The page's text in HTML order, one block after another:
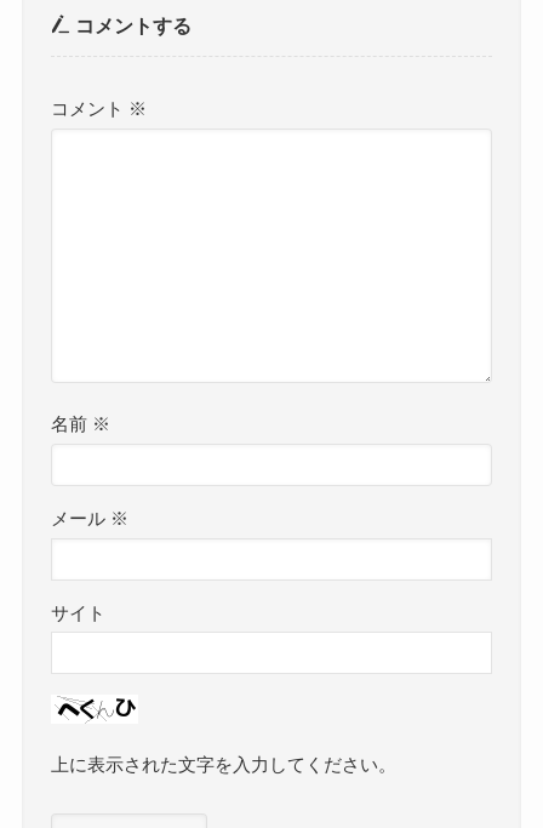
コメントする
コメント ※
名前 ※
メール ※
サイト
上に表示された文字を入力してください。